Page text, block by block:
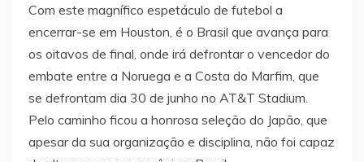
Com este magnífico espetáculo de futebol a
encerrar-se em Houston, é o Brasil que avança para
os oitavos de final, onde irá defrontar o vencedor do
embate entre a Noruega e a Costa do Marfim, que
se defrontam dia 30 de junho no AT&T Stadium.
Pelo caminho ficou a honrosa seleção do Japão, que
apesar da sua organização e disciplina, não foi capaz